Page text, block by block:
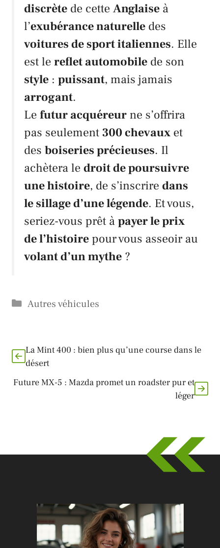
discrète de cette Anglaise à
l’exubérance naturelle des
voitures de sport italiennes. Elle
est le reflet automobile de son
style : puissant, mais jamais
arrogant.
Le futur acquéreur ne s’offrira
pas seulement 300 chevaux et
des boiseries précieuses. Il
achètera le droit de poursuivre
une histoire, de s’inscrire dans
le sillage d’une légende. Et vous,
seriez-vous prêt àpayer le prix
de l’histoire pour vous asseoir au
volant d’un mythe ?
Catégories
Autres véhicules
La Mint 400 : bien plus qu’une course dans le
désert
Future MX-5 : Mazda promet un roadster pur et
léger